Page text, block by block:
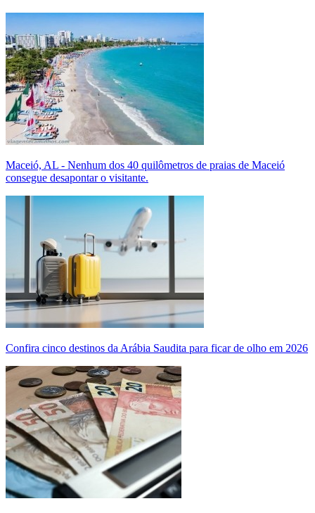
Maceió, AL - Nenhum dos 40 quilômetros de praias de Maceió
consegue desapontar o visitante.
Confira cinco destinos da Arábia Saudita para ficar de olho em 2026